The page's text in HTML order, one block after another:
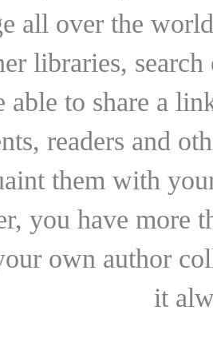
all over the
libraries,
able to share a
readers and
them with
you have more
own author
it